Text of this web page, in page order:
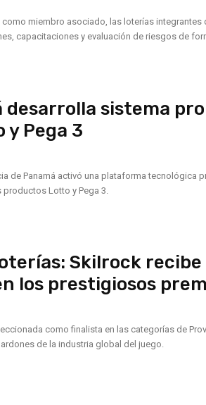
miembro asociado, las loterías integrantes
capacitaciones y evaluación de riesgos de
desarrolla sistema
y Pega 3
de Panamá activó una plataforma tecnológica
Lotto y Pega 3.
Skilrock
los prestigiosos
como finalista en las categorías de
de la industria global del juego.